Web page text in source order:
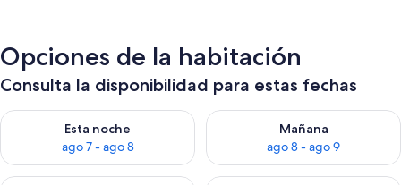
Opciones de la habitación
Consulta la disponibilidad para estas fechas
Esta noche
ago 7 - ago 8
Consulta la disponibilidad para esta noche, ago 7 - ago 8
Mañana
ago 8 - ago 9
Consulta la disponibilidad